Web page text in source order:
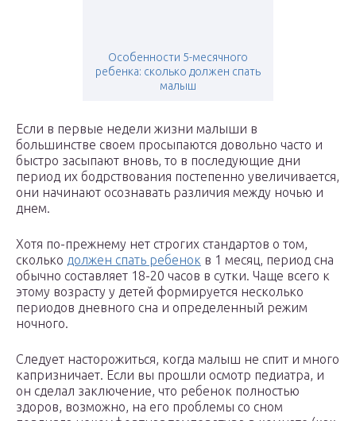
Особенности 5-месячного
ребенка: сколько должен спать
малыш
Если в первые недели жизни малыши в
большинстве своем просыпаются довольно часто и
быстро засыпают вновь, то в последующие дни
период их бодрствования постепенно увеличивается,
они начинают осознавать различия между ночью и
днем.
Хотя по-прежнему нет строгих стандартов о том,
сколько должен спать ребенок в 1 месяц, период сна
обычно составляет 18-20 часов в сутки. Чаще всего к
этому возрасту у детей формируется несколько
периодов дневного сна и определенный режим
ночного.
Следует насторожиться, когда малыш не спит и много
капризничает. Если вы прошли осмотр педиатра, и
он сделал заключение, что ребенок полностью
здоров, возможно, на его проблемы со сном